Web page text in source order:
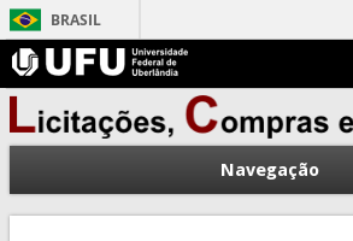
BRASIL
Navegação